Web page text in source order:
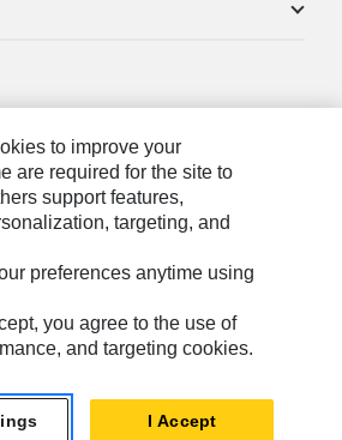
Ve Iletişim
© 2026 Caterpillar. Tüm Hakları Saklıdır.
to improve your
are required for the site to
support features,
targeting, and
preferences anytime using
you agree to the use of
and targeting cookies.
I Accept